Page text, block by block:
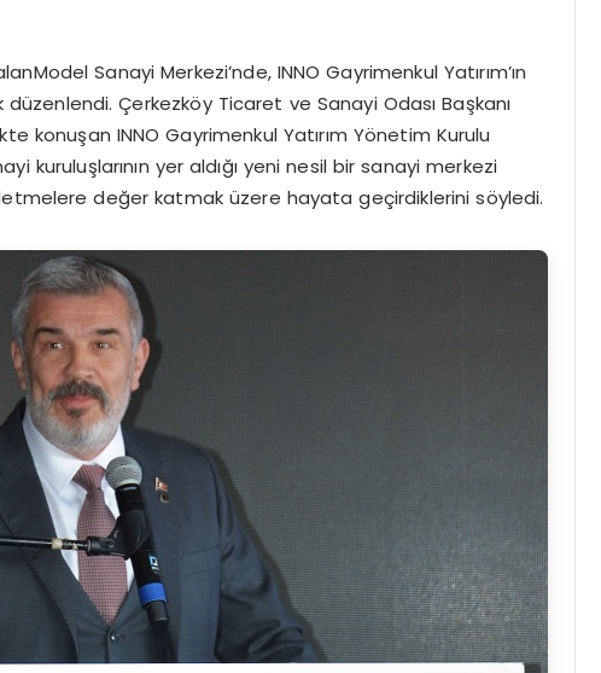
Sanayi Merkezi’nde, INNO Gayrimenkul Yatırım’ın
Çerkezköy Ticaret ve Sanayi Odası Başkanı
konuşan INNO Gayrimenkul Yatırım Yönetim Kurulu
kuruluşlarının yer aldığı yeni nesil bir sanayi merkezi
değer katmak üzere hayata geçirdiklerini söyledi.